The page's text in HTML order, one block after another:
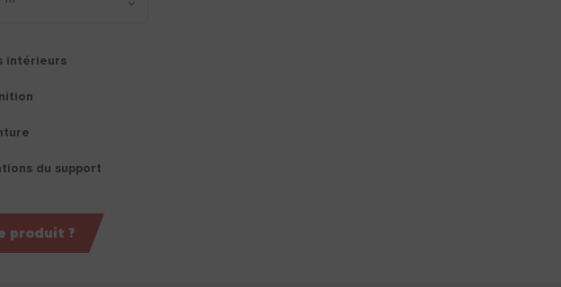
intérieurs
du support
produit ?